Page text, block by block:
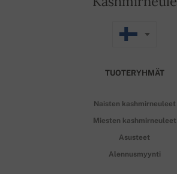
TUOTERYHMÄT
Naisten kashmirneuleet
Miesten kashmirneuleet
Asusteet
Alennusmyynti